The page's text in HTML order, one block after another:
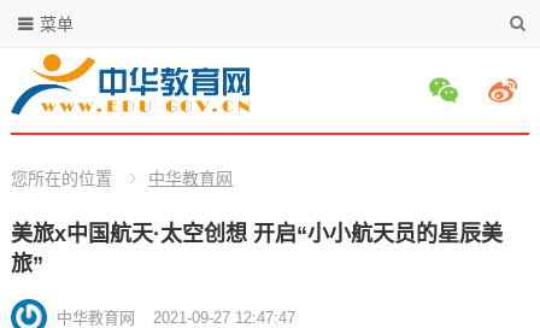
菜单
您所在的位置 中华教育网
美旅x中国航天·太空创想 开启“小小航天员的星辰美
旅”
中华教育网 2021-09-27 12:47:47